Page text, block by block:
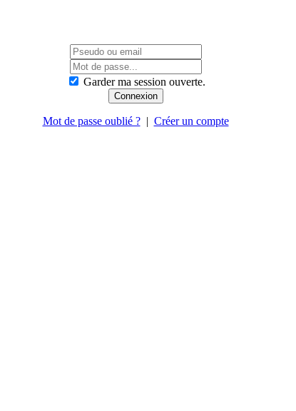
Garder ma session ouverte.
Mot de passe oublié ?| Créer un compte